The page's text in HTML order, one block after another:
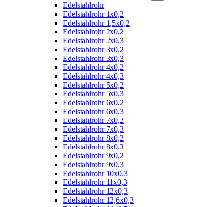
Edelstahlrohr
Edelstahlrohr 1x0,2
Edelstahlrohr 1,5x0,2
Edelstahlrohr 2x0,2
Edelstahlrohr 2x0,3
Edelstahlrohr 3x0,2
Edelstahlrohr 3x0,3
Edelstahlrohr 4x0,2
Edelstahlrohr 4x0,3
Edelstahlrohr 5x0,2
Edelstahlrohr 5x0,3
Edelstahlrohr 6x0,2
Edelstahlrohr 6x0,3
Edelstahlrohr 7x0,2
Edelstahlrohr 7x0,3
Edelstahlrohr 8x0,2
Edelstahlrohr 8x0,3
Edelstahlrohr 9x0,2
Edelstahlrohr 9x0,3
Edelstahlrohr 10x0,3
Edelstahlrohr 11x0,3
Edelstahlrohr 12x0,3
Edelstahlrohr 12,6x0,3